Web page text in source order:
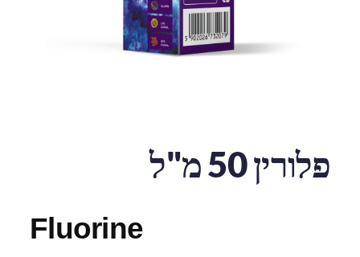
פלורין 50 מ"ל
Fluorine